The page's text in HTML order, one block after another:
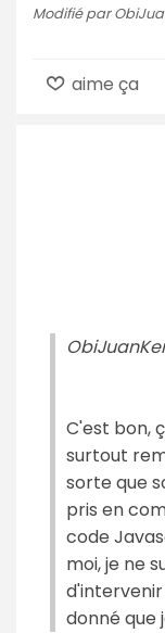
Modifié par
aime ça
C'est bon,
surtout
sorte que
pris en
code
moi, je ne
donné que